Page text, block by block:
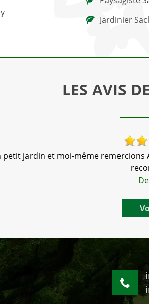
Jardinier
LES AVIS
jardin et moi-même remercions